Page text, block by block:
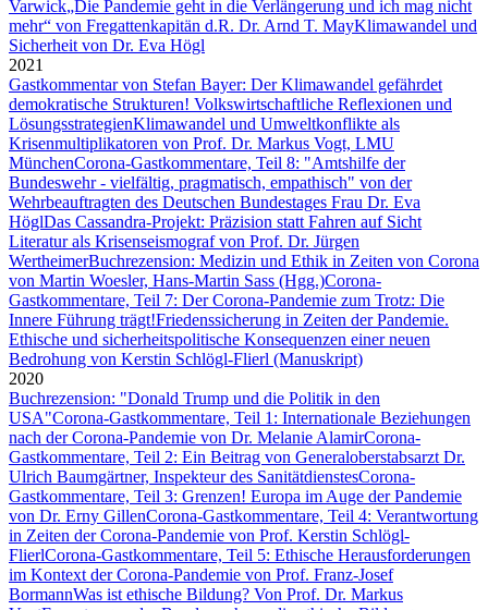
Varwick„Die Pandemie geht in die Verlängerung und ich mag nicht
mehr“ von Fregattenkapitän d.R. Dr. Arnd T. MayKlimawandel und
Sicherheit von Dr. Eva Högl
2021
Gastkommentar von Stefan Bayer: Der Klimawandel gefährdet
demokratische Strukturen! Volkswirtschaftliche Reflexionen und
LösungsstrategienKlimawandel und Umweltkonflikte als
Krisenmultiplikatoren von Prof. Dr. Markus Vogt, LMU
MünchenCorona-Gastkommentare, Teil 8: "Amtshilfe der
Bundeswehr - vielfältig, pragmatisch, empathisch" von der
Wehrbeauftragten des Deutschen Bundestages Frau Dr. Eva
HöglDas Cassandra-Projekt: Präzision statt Fahren auf Sicht
Literatur als Krisenseismograf von Prof. Dr. Jürgen
WertheimerBuchrezension: Medizin und Ethik in Zeiten von Corona
von Martin Woesler, Hans-Martin Sass (Hgg.)Corona-
Gastkommentare, Teil 7: Der Corona-Pandemie zum Trotz: Die
Innere Führung trägt!Friedenssicherung in Zeiten der Pandemie.
Ethische und sicherheitspolitische Konsequenzen einer neuen
Bedrohung von Kerstin Schlögl-Flierl (Manuskript)
2020
Buchrezension: "Donald Trump und die Politik in den
USA"Corona-Gastkommentare, Teil 1: Internationale Beziehungen
nach der Corona-Pandemie von Dr. Melanie AlamirCorona-
Gastkommentare, Teil 2: Ein Beitrag von Generaloberstabsarzt Dr.
Ulrich Baumgärtner, Inspekteur des SanitätdienstesCorona-
Gastkommentare, Teil 3: Grenzen! Europa im Auge der Pandemie
von Dr. Erny GillenCorona-Gastkommentare, Teil 4: Verantwortung
in Zeiten der Corona-Pandemie von Prof. Kerstin Schlögl-
FlierlCorona-Gastkommentare, Teil 5: Ethische Herausforderungen
im Kontext der Corona-Pandemie von Prof. Franz-Josef
BormannWas ist ethische Bildung? Von Prof. Dr. Markus